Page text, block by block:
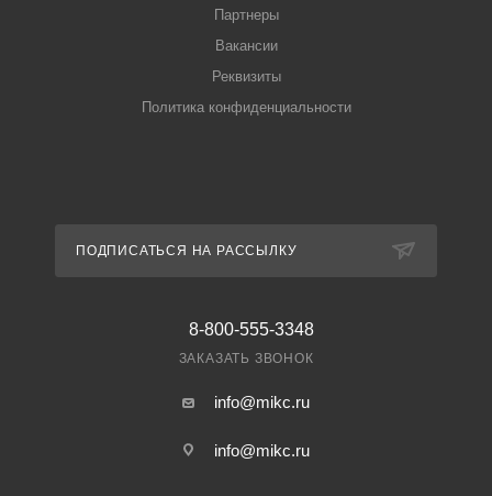
Партнеры
Вакансии
Реквизиты
Политика конфиденциальности
ПОДПИСАТЬСЯ НА РАССЫЛКУ
8-800-555-3348
ЗАКАЗАТЬ ЗВОНОК
info@mikc.ru
info@mikc.ru